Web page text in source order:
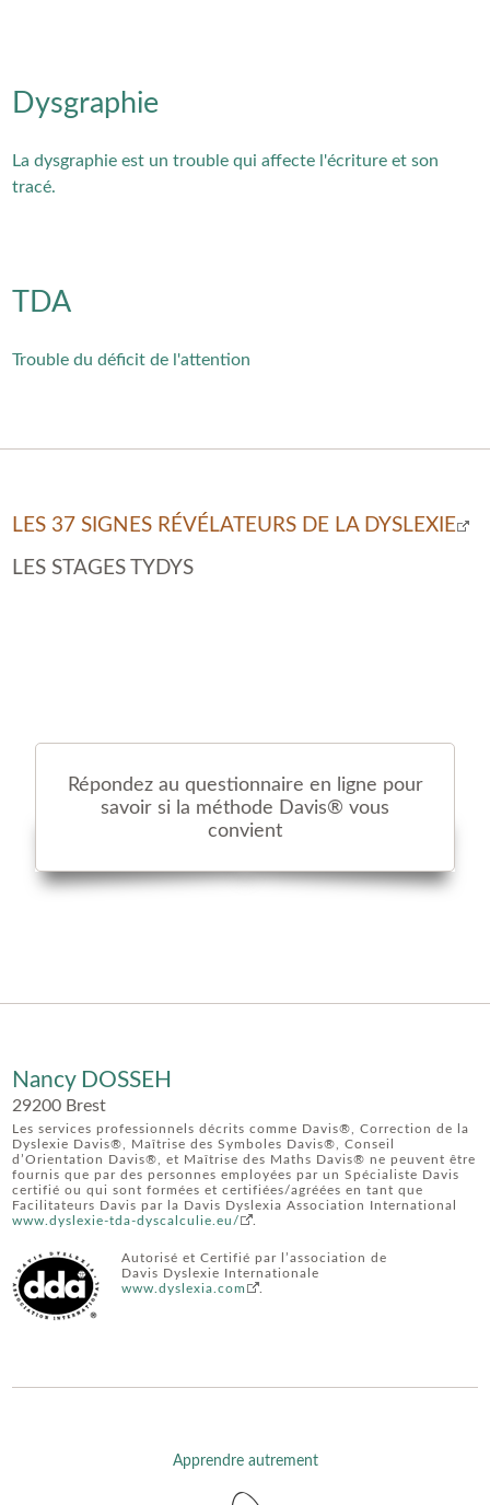
Dysgraphie
La dysgraphie est un trouble qui affecte l'écriture et son
tracé.
TDA
Trouble du déficit de l'attention
LES 37 SIGNES RÉVÉLATEURS DE LA DYSLEXIE
LES STAGES TYDYS
Répondez au questionnaire en ligne pour
savoir si la méthode Davis® vous
convient
Nancy DOSSEH
29200 Brest
Les services professionnels décrits comme Davis®, Correction de la
Dyslexie Davis®, Maîtrise des Symboles Davis®, Conseil
d’Orientation Davis®, et Maîtrise des Maths Davis® ne peuvent être
fournis que par des personnes employées par un Spécialiste Davis
certifié ou qui sont formées et certifiées/agréées en tant que
Facilitateurs Davis par la Davis Dyslexia Association International
www.dyslexie-tda-dyscalculie.eu/
Autorisé et Certifié par l’association de
Davis Dyslexie Internationale
www.dyslexia.com
Apprendre autrement